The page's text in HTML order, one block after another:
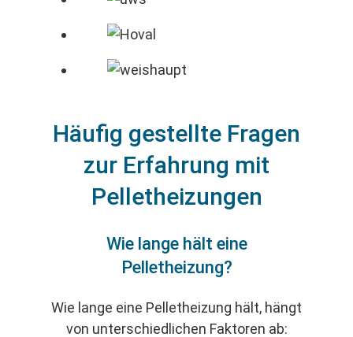
Häufig gestellte Fragen
zur Erfahrung mit
Pelletheizungen
Wie lange hält eine
Pelletheizung?
Wie lange eine Pelletheizung hält, hängt
von unterschiedlichen Faktoren ab: